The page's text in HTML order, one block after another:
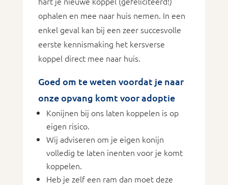
ophalen en mee naar huis nemen. In een
enkel geval kan bij een zeer succesvolle
eerste kennismaking het kersverse
koppel direct mee naar huis.
Goed om te weten voordat je naar
onze opvang komt voor adoptie
Konijnen bij ons laten koppelen is op
eigen risico.
Wij adviseren om je eigen konijn
volledig te laten inenten voor je komt
koppelen.
Heb je zelf een ram dan moet deze